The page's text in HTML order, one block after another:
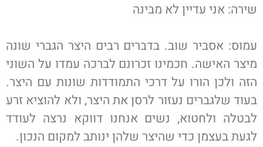
שירה: אני עדיין לא מבינה
עמוס: אסביר שוב. בדברים רבים היצר הגברי שונה
מיצר האישה. חכמינו זכרונם לברכה עמדו על השוני
הזה ולכן הורו על דרכי התמודדות שונות עם היצר.
בעוד שלגברים נעזור לרסן את היצר, ולא להוציא זרע
לבטלה ולחטוא, נשים אנחנו דווקא נרצה לעודד
לגעת בעצמן כדי שהיצר שלהן ינותב למקום הנכון.